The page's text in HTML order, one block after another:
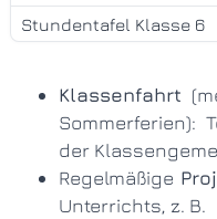
Stundentafel Klasse 6
Klassenfahrt
Sommerferien):
der
Regelmäßige
Unterrichts, z. B.